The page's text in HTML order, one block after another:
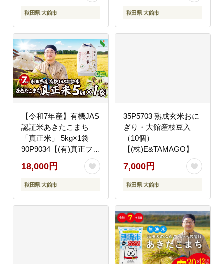
秋田県 大館市 秋田県 大館市
【令和7年産】有機JAS
認証米あきたこまち
「真正米」 5kg×1袋
90P9034【(有)真正ファ
18,000円
秋田県 大館市
35P5703 熟成玄米おに
ぎり・大館産枝豆入
（10個）
【(株)E&TAMAGO】
7,000円
秋田県 大館市